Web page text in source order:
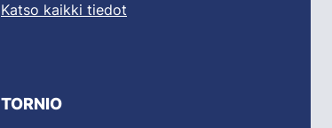
Katso kaikki tiedot
TORNIO